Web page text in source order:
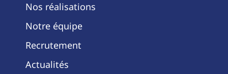
Nos réalisations
Notre équipe
Recrutement
Actualités